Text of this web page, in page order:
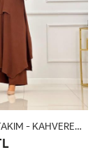
Kahverengi